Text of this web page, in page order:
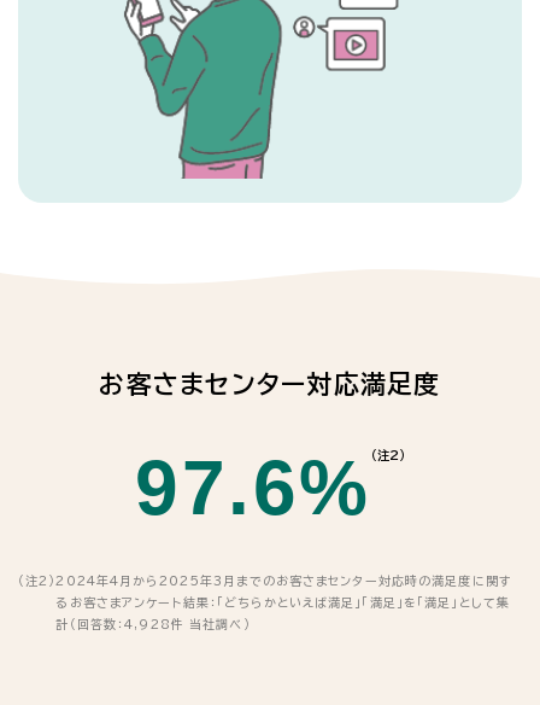
お客さまセンター対応満足度
97.6% （注2）
（注2） 2024年4月から2025年3月までのお客さまセンター対応時の満足度に関す
るお客さまアンケート結果：「どちらかといえば満足」「満足」を「満足」として集
計（回答数：4,928件 当社調べ）